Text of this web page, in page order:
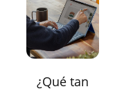
¿Qué tan